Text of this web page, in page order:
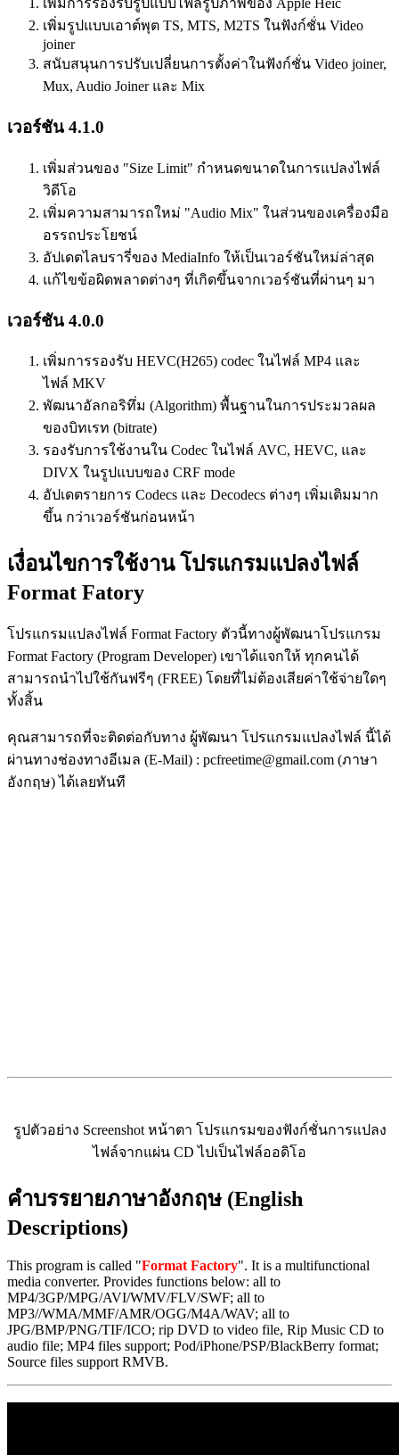
เพิ่มการรองรับรูปแบบไฟล์รูปภาพของ Apple Heic
เพิ่มรูปแบบเอาต์พุต TS, MTS, M2TS ในฟังก์ชั่น Video
joiner
สนับสนุนการปรับเปลี่ยนการตั้งค่าในฟังก์ชั่น Video joiner,
Mux, Audio Joiner และ Mix
เวอร์ชัน 4.1.0
เพิ่มส่วนของ "Size Limit" กำหนดขนาดในการแปลงไฟล์
วิดีโอ
เพิ่มความสามารถใหม่ "Audio Mix" ในส่วนของเครื่องมือ
อรรถประโยชน์
อัปเดตไลบรารี่ของ MediaInfo ให้เป็นเวอร์ชันใหม่ล่าสุด
แก้ไขข้อผิดพลาดต่างๆ ที่เกิดขึ้นจากเวอร์ชันที่ผ่านๆ มา
เวอร์ชัน 4.0.0
เพิ่มการรองรับ HEVC(H265) codec ในไฟล์ MP4 และ
ไฟล์ MKV
พัฒนาอัลกอริทึ่ม (Algorithm) พื้นฐานในการประมวลผล
ของบิทเรท (bitrate)
รองรับการใช้งานใน Codec ในไฟล์ AVC, HEVC, และ
DIVX ในรูปแบบของ CRF mode
อัปเดตรายการ Codecs และ Decodecs ต่างๆ เพิ่มเติมมาก
ขึ้น กว่าเวอร์ชันก่อนหน้า
เงื่อนไขการใช้งาน โปรแกรมแปลงไฟล์
Format Fatory
โปรแกรมแปลงไฟล์ Format Factory ตัวนี้ทางผู้พัฒนาโปรแกรม
Format Factory (Program Developer) เขาได้แจกให้ ทุกคนได้
สามารถนำไปใช้กันฟรีๆ (FREE) โดยที่ไม่ต้องเสียค่าใช้จ่ายใดๆ
ทั้งสิ้น
คุณสามารถที่จะติดต่อกับทาง ผู้พัฒนา โปรแกรมแปลงไฟล์ นี้ได้
ผ่านทางช่องทางอีเมล (E-Mail) : pcfreetime@gmail.com (ภาษา
อังกฤษ) ได้เลยทันที
รูปตัวอย่าง Screenshot หน้าตา โปรแกรมของฟังก์ชั่นการแปลง
ไฟล์จากแผ่น CD ไปเป็นไฟล์ออดิโอ
คำบรรยายภาษาอังกฤษ (English
Descriptions)
This program is called "Format Factory". It is a multifunctional
media converter. Provides functions below: all to
MP4/3GP/MPG/AVI/WMV/FLV/SWF; all to
MP3//WMA/MMF/AMR/OGG/M4A/WAV; all to
JPG/BMP/PNG/TIF/ICO; rip DVD to video file, Rip Music CD to
audio file; MP4 files support; Pod/iPhone/PSP/BlackBerry format;
Source files support RMVB.